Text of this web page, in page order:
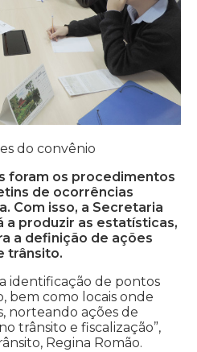
do convênio
foram os procedimentos
de ocorrências
Com isso, a Secretaria
a produzir as estatísticas,
a definição de ações
trânsito.
identificação de pontos
bem como locais onde
norteando ações de
trânsito e fiscalização”,
Regina Romão.